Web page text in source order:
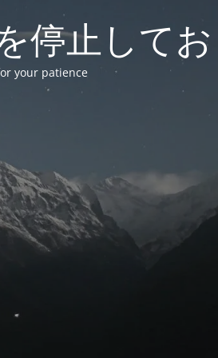
停止して
your patience